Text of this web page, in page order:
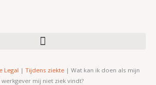
Legal | Tijdens ziekte| Wat kan ik doen als mijn
werkgever mij niet ziek vindt?